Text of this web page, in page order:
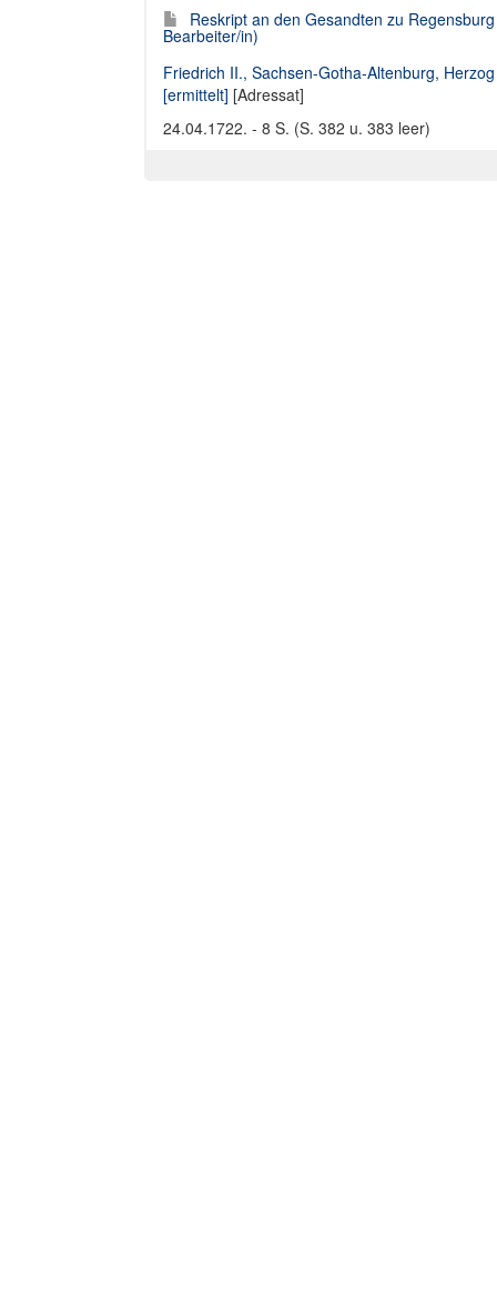
Reskript an den Gesandten zu
Bearbeiter/in)
Friedrich II., Sachsen-Gotha-Altenburg,
[ermittelt] [Adressat]
24.04.1722. - 8 S. (S. 382 u. 383 leer)